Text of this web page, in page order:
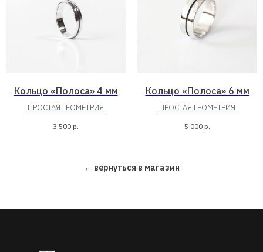
Кольцо «Полоса» 4 мм
ПРОСТАЯ ГЕОМЕТРИЯ
3 500 р.
Кольцо «Полоса» 6 мм
ПРОСТАЯ ГЕОМЕТРИЯ
5 000 р.
← вернуться в магазин